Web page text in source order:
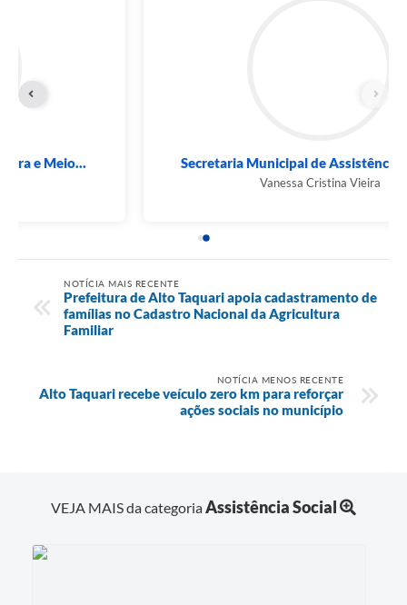
Secretaria Municipal de Assistência Social e...
Vanessa Cristina Vieira
NOTÍCIA MAIS RECENTE
Prefeitura de Alto Taquari apoia cadastramento de
famílias no Cadastro Nacional da Agricultura
Familiar
NOTÍCIA MENOS RECENTE
Alto Taquari recebe veículo zero km para reforçar
ações sociais no município
VEJA MAIS da categoriaAssistência Social